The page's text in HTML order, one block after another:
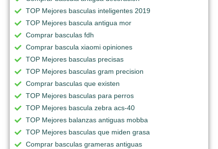
TOP Mejores basculas inteligentes 2019
TOP Mejores bascula antigua mor
Comprar basculas fdh
Comprar bascula xiaomi opiniones
TOP Mejores basculas precisas
TOP Mejores basculas gram precision
Comprar basculas que existen
TOP Mejores basculas para perros
TOP Mejores bascula zebra acs-40
TOP Mejores balanzas antiguas mobba
TOP Mejores basculas que miden grasa
Comprar basculas grameras antiguas